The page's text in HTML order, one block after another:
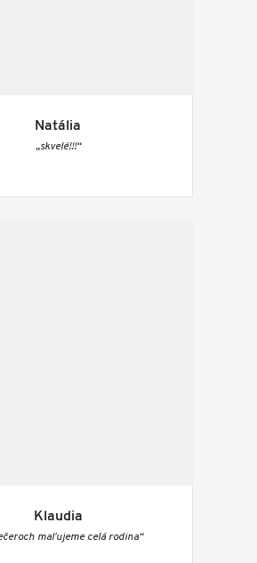
Natália
„skvelé!!!“
Klaudia
maľujeme celá rodina“